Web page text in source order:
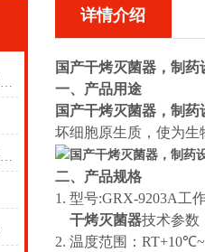
在使用干烤灭菌器的时候有什么需要注意的地方
解读真空干燥箱、鼓风干燥箱和干烤灭菌器的不同之处
详情介绍
国产干烤灭菌器，制药
一、产品用途
国产干烤灭菌器，制药
坏细胞原生质，使为
二、产品规格
1. 型号:GRX-9203A工
干烤灭菌器技术参数
2. 温度范围：